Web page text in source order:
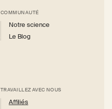
COMMUNAUTÉ
Notre science
Le Blog
TRAVAILLEZ AVEC NOUS
Affiliés